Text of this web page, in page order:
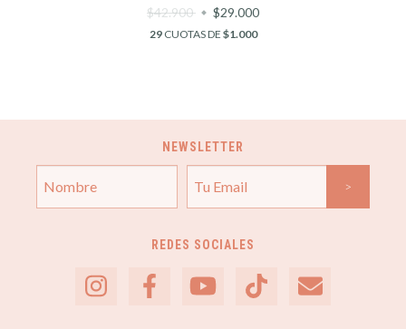
$42.900
$29.000
29CUOTAS DE $1.000
NEWSLETTER
REDES SOCIALES